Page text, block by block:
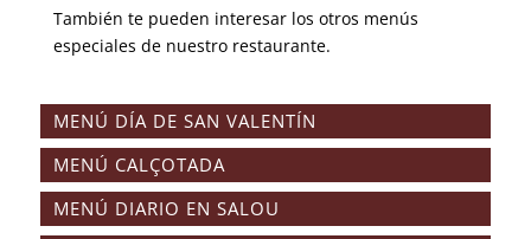
También te pueden interesar los otros menús
especiales de nuestro restaurante.
MENÚ DÍA DE SAN VALENTÍN
MENÚ CALÇOTADA
MENÚ DIARIO EN SALOU